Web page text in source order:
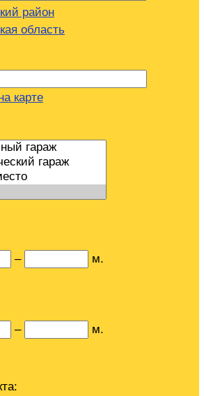
район
область
карте
–
м.
–
м.